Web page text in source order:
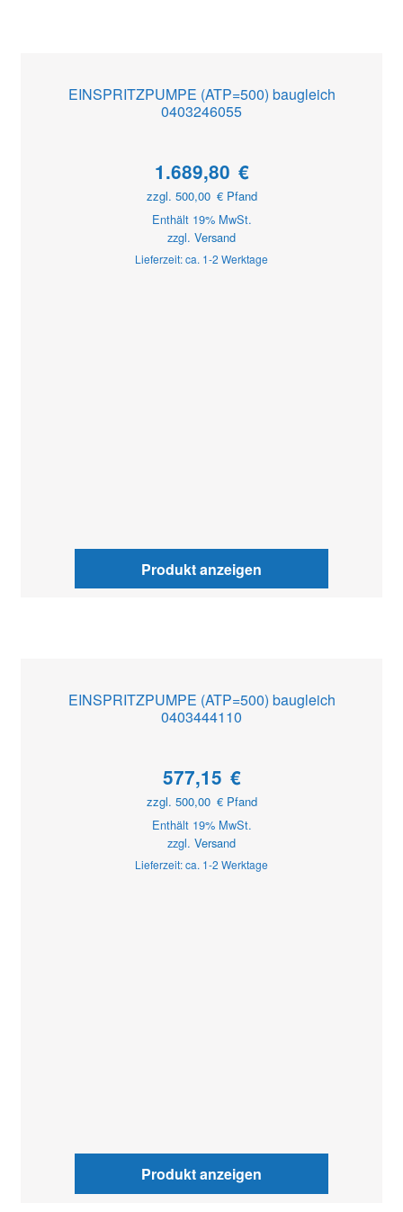
EINSPRITZPUMPE (ATP=500) baugleich
0403246055
1.689,80 €
zzgl. 500,00 €Pfand
Enthält 19% MwSt.
zzgl. Versand
Lieferzeit: ca. 1-2 Werktage
Produkt anzeigen
EINSPRITZPUMPE (ATP=500) baugleich
0403444110
577,15 €
zzgl. 500,00 €Pfand
Enthält 19% MwSt.
zzgl. Versand
Lieferzeit: ca. 1-2 Werktage
Produkt anzeigen